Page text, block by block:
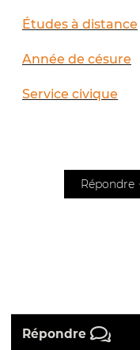
Études à distance
Année de césure
Service civique
Répondre
Répondre